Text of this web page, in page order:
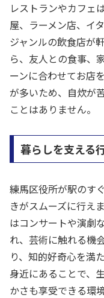
レストランやカフェ
屋、ラーメン店、イ
ジャンルの飲食店が
ら、友人との食事、
ーンに合わせてお店
が多いため、自炊が
ことはありません。
暮らしを支える
練馬区役所が駅のす
きがスムーズに行え
はコンサートや演劇
れ、芸術に触れる機
り、知的好奇心を満
身近にあることで、
かさも享受できる環境